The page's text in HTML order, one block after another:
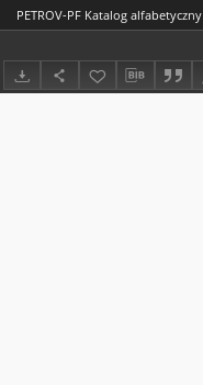
PETROV-PF Katalog alfabetyczny